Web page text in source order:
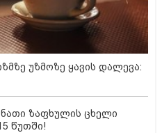
უზმოზე ყავის დალევა:
ზაფხულის ცხელი
წუთში!